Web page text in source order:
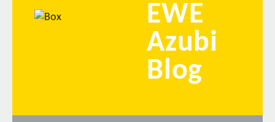
EWE
Azubi
Blog